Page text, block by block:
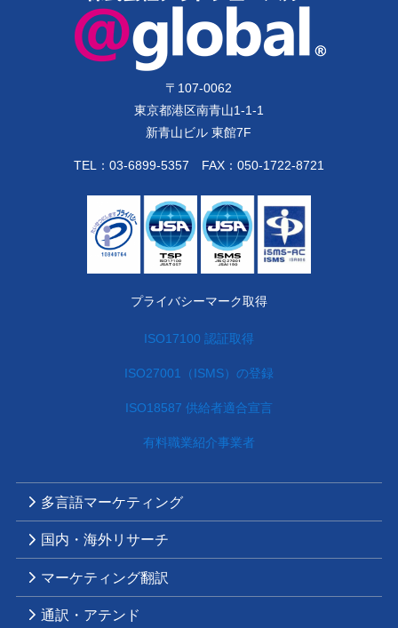
〒 107-0062
東京都港区南青山1-1-1
新青山ビル 東館7F
TEL： 03-6899-5357 FAX：050-1722-8721
プライバシーマーク取得
ISO17100 認証取得
ISO27001（ISMS）の登録
ISO18587 供給者適合宣言
有料職業紹介事業者
多言語マーケティング
国内・海外リサーチ
マーケティング翻訳
通訳・アテンド